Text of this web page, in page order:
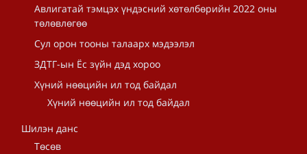
Авлигатай тэмцэх үндэсний хөтөлбөрийн 2022 оны
төлөвлөгөө
Сул орон тооны талаарх мэдээлэл
ЗДТГ-ын Ёс зүйн дэд хороо
Хүний нөөцийн ил тод байдал
Хүний нөөцийн ил тод байдал
Шилэн данс
Төсөв